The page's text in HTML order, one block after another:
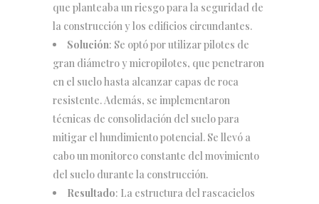
que planteaba un riesgo para la seguridad de
la construcción y los edificios circundantes.
Solución: Se optó por utilizar pilotes de
gran diámetro y micropilotes, que penetraron
en el suelo hasta alcanzar capas de roca
resistente. Además, se implementaron
técnicas de consolidación del suelo para
mitigar el hundimiento potencial. Se llevó a
cabo un monitoreo constante del movimiento
del suelo durante la construcción.
Resultado: La estructura del rascacielos